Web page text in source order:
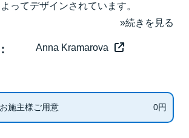
ってデザインされています。
Anna Kramarova
施主様ご用意 0円